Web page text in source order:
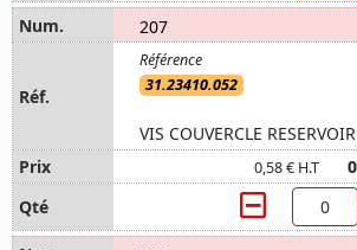
207
31.23410.052
VIS COUVERCLE
0,58 € H.T